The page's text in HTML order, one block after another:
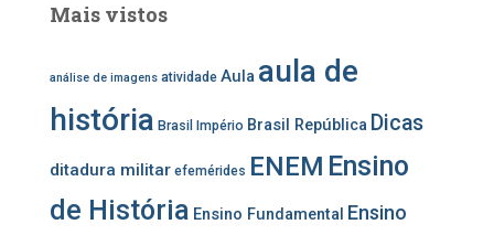
Mais vistos
análise de imagens atividade Aula aula de
história Brasil Império Brasil República Dicas
ditadura militar efemérides ENEM Ensino
de História Ensino Fundamental Ensino